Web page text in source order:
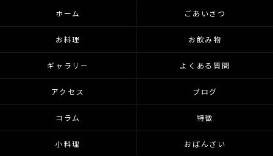
ホーム ごあいさつ
お料理 お飲み物
ギャラリー よくある質問
アクセス ブログ
コラム 特徴
小料理 おばんざい